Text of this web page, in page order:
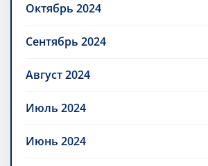
Октябрь 2024
Сентябрь 2024
Август 2024
Июль 2024
Июнь 2024